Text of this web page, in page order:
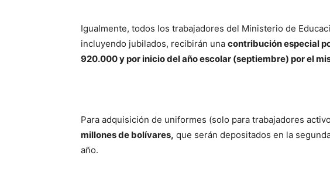
Igualmente, todos los trabajadores del Ministerio de
incluyendo jubilados, recibirán una contribución especial
920.000 y por inicio del año escolar (septiembre) por el
Para adquisición de uniformes (solo para trabajadores
millones de bolívares, que serán depositados en la
año.